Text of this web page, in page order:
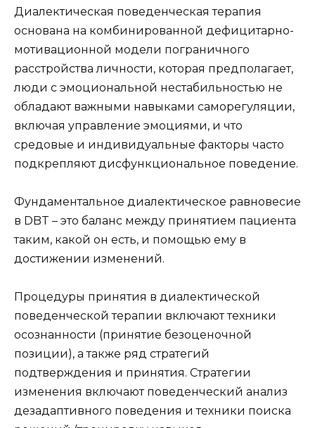
Диалектическая поведенческая терапия
основана на комбинированной дефицитарно-
мотивационной модели пограничного
расстройства личности, которая предполагает,
люди с эмоциональной нестабильностью не
обладают важными навыками саморегуляции,
включая управление эмоциями, и что
средовые и индивидуальные факторы часто
подкрепляют дисфункциональное поведение.
Фундаментальное диалектическое равновесие
в DBT – это баланс между принятием пациента
таким, какой он есть, и помощью ему в
достижении изменений.
Процедуры принятия в диалектической
поведенческой терапии включают техники
осознанности (принятие безоценочной
позиции), а также ряд стратегий
подтверждения и принятия. Стратегии
изменения включают поведенческий анализ
дезадаптивного поведения и техники поиска